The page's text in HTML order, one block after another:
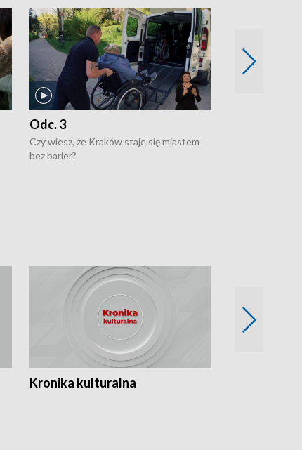
Odc. 3
Czy wiesz, że Kraków staje się miastem
bez barier?
Kronika kulturalna